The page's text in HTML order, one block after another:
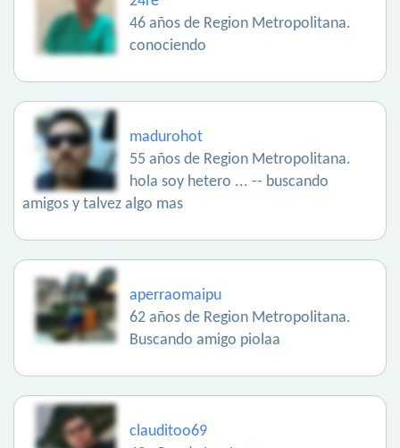
46 años de Region Metropolitana.
conociendo
madurohot
55 años de Region Metropolitana.
hola soy hetero ... -- buscando
amigos y talvez algo mas
aperraomaipu
62 años de Region Metropolitana.
Buscando amigo piolaa
clauditoo69